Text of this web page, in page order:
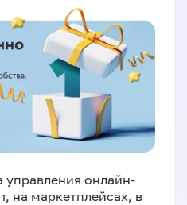
онлайн-
на маркетплейсах, в